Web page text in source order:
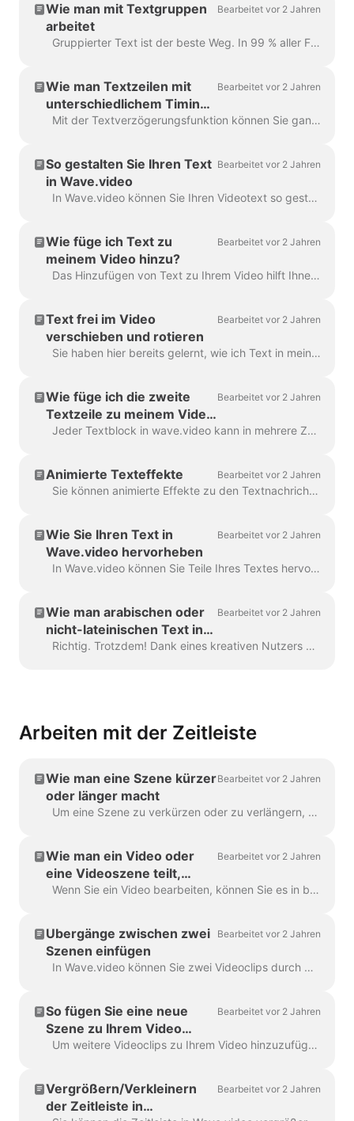
Wie man mit Textgruppen
arbeitet
Bearbeitet vor 2 Jahren
Gruppierter Text ist der beste Weg. In 99 % aller Fälle können Sie damit alles machen, was Sie brauchen. Manchmal möchte man jedoch ein oder zwei Gruppen erstellen...
Wie man Textzeilen mit
unterschiedlichem Timing
anzeigt
Bearbeitet vor 2 Jahren
Mit der Textverzögerungsfunktion können Sie ganz einfach die Zeit steuern, in der der Text auf dem Bildschirm angezeigt wird. Stellen Sie dazu sicher, dass der Text aus mehreren Zeilen in einem...
So gestalten Sie Ihren Text
in Wave.video
Bearbeitet vor 2 Jahren
In Wave.video können Sie Ihren Videotext so gestalten, wie Sie es möchten. Hier sind die Bearbeitungsmöglichkeiten, die Sie haben: Ändern Sie die Schriftart Ändern Sie die Textk...
Wie füge ich Text zu
meinem Video hinzu?
Bearbeitet vor 2 Jahren
Das Hinzufügen von Text zu Ihrem Video hilft Ihnen, Ihre Botschaft zu vermitteln, auch wenn die Zuschauer das Video ohne Ton ansehen. In Wave.video können Sie genau das tun ...
Text frei im Video
verschieben und rotieren
Bearbeitet vor 2 Jahren
Sie haben hier bereits gelernt, wie ich Text in mein Video einfüge. Hier geht es um das Verschieben von zwei oder mehr Textblöcken im Video in Wave.video ...
Wie füge ich die zweite
Textzeile zu meinem Video
hinzu?
Bearbeitet vor 2 Jahren
Jeder Textblock in wave.video kann in mehrere Zeilen mit unterschiedlicher Größe, Farbe und Dekoration aufgeteilt werden. Um eine Zeile hinzuzufügen, wählen Sie Ihren Text aus. Wenn Sie ...
Animierte Texteffekte Bearbeitet vor 2 Jahren
Sie können animierte Effekte zu den Textnachrichten in Ihrem Video hinzufügen, um sie ansprechender und auffälliger zu gestalten. Sobald Sie Text zu Ihrem Video hinzugefügt haben, ...
Wie Sie Ihren Text in
Wave.video hervorheben
Bearbeitet vor 2 Jahren
In Wave.video können Sie Teile Ihres Textes hervorheben, um sie vom Rest der Nachricht abzuheben. Um einen Teil des Textes hervorzuheben, wählen Sie die...
Wie man arabischen oder
nicht-lateinischen Text in
Wave.video verwendet
Bearbeitet vor 2 Jahren
Richtig. Trotzdem! Dank eines kreativen Nutzers und unseres Support-Teams haben wir eine Möglichkeit gefunden, dies zu umgehen. Alles, was Sie tun müssen, ist eine Vektordatei/ima...
Arbeiten mit der Zeitleiste
Wie man eine Szene kürzer
oder länger macht
Bearbeitet vor 2 Jahren
Um eine Szene zu verkürzen oder zu verlängern, ziehen Sie einfach den Rahmen auf der Zeitachse, etwa so: Wenn es sich bei Ihrer Szene um ein Video handelt, sehen Sie auf der rechten Seite,...
Wie man ein Video oder
eine Videoszene teilt,
schneidet und trimmt
Bearbeitet vor 2 Jahren
Wenn Sie ein Video bearbeiten, können Sie es in beliebig viele Teile zerschneiden, indem Sie einfach auf die Zeitleiste klicken und das Scherensymbol anklicken. Sie können einfügen...
Übergänge zwischen zwei
Szenen einfügen
Bearbeitet vor 2 Jahren
In Wave.video können Sie zwei Videoclips durch Hinzufügen von Übergängen zwischen zwei Szenen "zusammenkleben". Ein Übergang ist eine Technik der Videobearbeitung, die es erlaubt,...
So fügen Sie eine neue
Szene zu Ihrem Video
hinzu
Bearbeitet vor 2 Jahren
Um weitere Videoclips zu Ihrem Video hinzuzufügen, klicken Sie einfach auf das Plus-Symbol in der Zeitleiste. Daraufhin werden Ihnen alle Optionen angezeigt. Um eine Szene zu löschen...
Vergrößern/Verkleinern
der Zeitleiste in
Bearbeitet vor 2 Jahren